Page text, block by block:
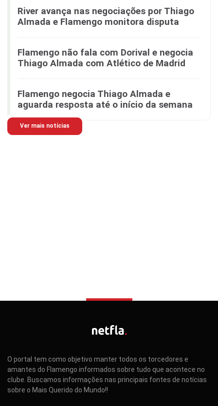
River avança nas negociações por Thiago
Almada e Flamengo monitora disputa
Flamengo não fala com Dorival e negocia
Thiago Almada com Atlético de Madrid
Flamengo negocia Thiago Almada e
aguarda resposta até o início da semana
Ver mais notícias
O portal tem como objetivo manter todos os torcedores e
amantes do Flamengo informados sobre tudo que acontece no
clube. Buscamos informações nas principais fontes de notícias
sobre o Mais Querido do Mundo!!